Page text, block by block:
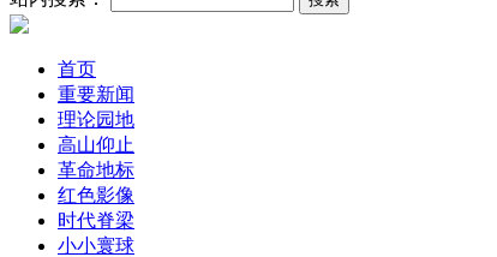
首页
重要新闻
理论园地
高山仰止
革命地标
红色影像
时代脊梁
小小寰球